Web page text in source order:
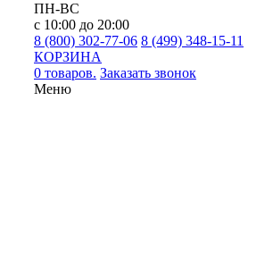
ПН-ВС
с 10:00 до 20:00
8 (800) 302-77-06 8 (499) 348-15-11
КОРЗИНА
0 товаров. Заказать звонок
Меню